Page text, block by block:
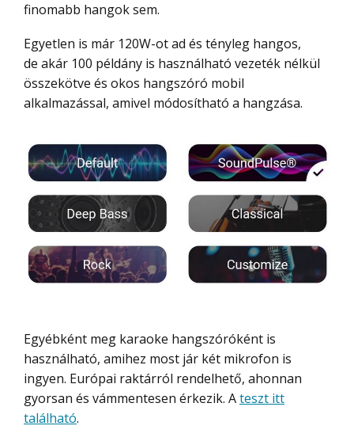
finomabb hangok sem.
Egyetlen is már 120W-ot ad és tényleg hangos,
de akár 100 példány is használható vezeték nélkül
összekötve és okos hangszóró mobil
alkalmazással, amivel módosítható a hangzása.
Egyébként meg karaoke hangszóróként is
használható, amihez most jár két mikrofon is
ingyen. Európai raktárról rendelhető, ahonnan
gyorsan és vámmentesen érkezik. Ateszt itt
található.